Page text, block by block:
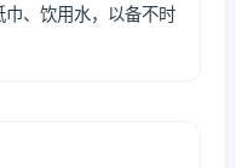
、饮用水，以备不时